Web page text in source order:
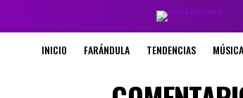
INICIO FARÁNDULA TENDENCIAS MÚSICA